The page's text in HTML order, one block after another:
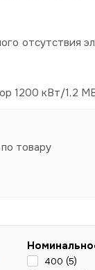
отсутствия
1200 кВт/
товару
400 (5)